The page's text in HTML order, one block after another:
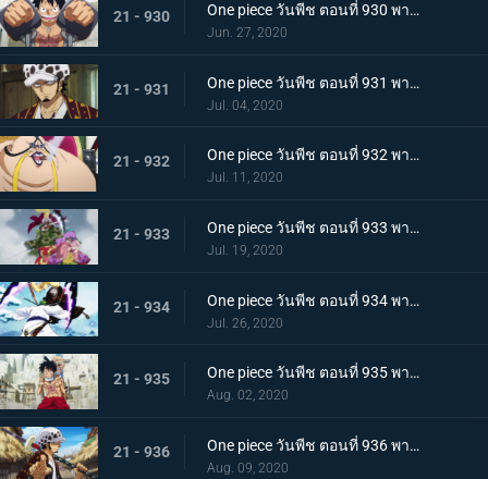
21 - 930 One piece วันพีช ตอนที่ 930 พากย์ไทย หัวหน้าใหญ่! ควีนแห่งหายนะปรากฏตัว!
Jun. 27, 2020
21 - 931 One piece วันพีช ตอนที่ 931 พากย์ไทย ปีนขึ้นไป ลูฟี่และการหนีตายที่เดิมพันด้วยชีวิต!
Jul. 04, 2020
21 - 932 One piece วันพีช ตอนที่ 932 พากย์ไทย อยู่หรือตาย ศึกซูโม่อินเฟอร์โนของควีน
Jul. 11, 2020
21 - 933 One piece วันพีช ตอนที่ 933 พากย์ไทย กิวคิมารุ! ศึกตัดสินของโซโลบนสะพานโออิฮางิ
Jul. 19, 2020
21 - 934 One piece วันพีช ตอนที่ 934 พากย์ไทย สถานะการณ์พลิกผัน! วิชาสามดาบข้ามเงื้อมมือมัจจุราช!
Jul. 26, 2020
21 - 935 One piece วันพีช ตอนที่ 935 พากย์ไทย โซโลต้องตะลึง! ตัวตนที่แท้จริงของสาวงามผู้เลอโฉม
Aug. 02, 2020
21 - 936 One piece วันพีช ตอนที่ 936 พากย์ไทย เรียนรู้ถึงแก่น ฮาคิแห่งวาโนะ ริวโอ!
Aug. 09, 2020